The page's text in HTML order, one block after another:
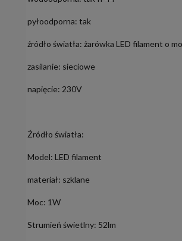
pyłoodporna: tak
źródło światła: żarówka LED filament o
zasilanie: sieciowe
napięcie: 230V
Źródło światła:
Model: LED filament
materiał: szklane
Moc: 1W
Strumień świetlny: 52lm